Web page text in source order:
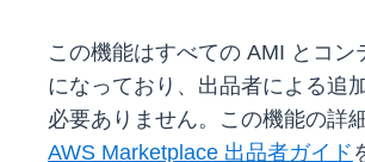
この機能はすべての AMI とコン
になっており、出品者による追
必要ありません。この機能の詳
AWS Marketplace 出品者ガイド